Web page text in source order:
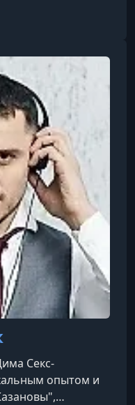
Секс-
опытом и